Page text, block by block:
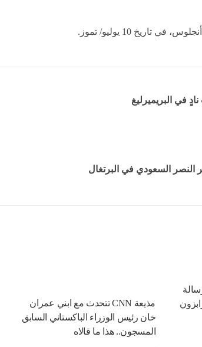
10 يوليو/ تموز.
في البريميرليغ
النصر السعودي في البرتغال
مذيعة CNN تتحدث مع ابني عمران
خان رئيس الوزراء الباكستاني السابق
المسجون.. هذا ما قالاه